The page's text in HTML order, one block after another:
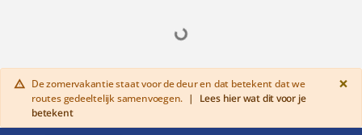
warning De zomervakantie staat voor de deur en dat betekent dat we
routes gedeeltelijk samenvoegen. |
Lees hier wat dit voor je
betekent
×